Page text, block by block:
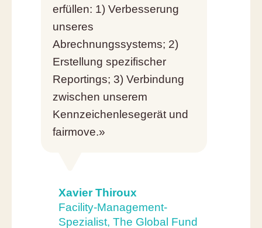
erfüllen: 1) Verbesserung
unseres
Abrechnungssystems; 2)
Erstellung spezifischer
Reportings; 3) Verbindung
zwischen unserem
Kennzeichenlesegerät und
fairmove.»
Xavier Thiroux
Facility-Management-
Spezialist, The Global Fund